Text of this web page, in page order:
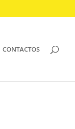
CONTACTOS